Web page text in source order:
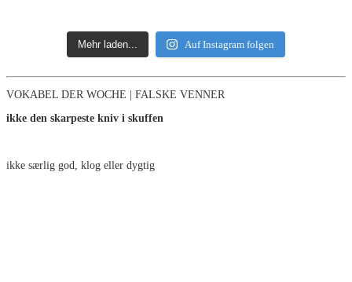
Mehr laden... Auf Instagram folgen
VOKABEL DER WOCHE | FALSKE VENNER
ikke den skarpeste kniv i skuffen
ikke særlig god, klog eller dygtig